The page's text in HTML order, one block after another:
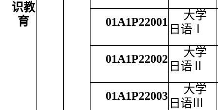
识教
育
01A1P22001
大学
日语Ⅰ
01A1P22002
大学
日语Ⅱ
01A1P22003
大学
日语Ⅲ